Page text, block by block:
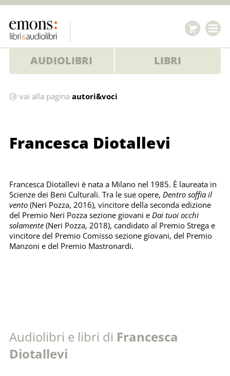
AUDIOLIBRI LIBRI
Francesca
vai alla pagina autori&voci
Francesca Diotallevi
Francesca Diotallevi è nata a Milano nel 1985. È laureata in
Scienze dei Beni Culturali. Tra le sue opere, Dentro soffia il
vento(Neri Pozza, 2016), vincitore della seconda edizione
del Premio Neri Pozza sezione giovani e Dai tuoi occhi
solamente(Neri Pozza, 2018), candidato al Premio Strega e
vincitore del Premio Comisso sezione giovani, del Premio
Manzoni e del Premio Mastronardi.
Audiolibri e libri di Francesca
Diotallevi